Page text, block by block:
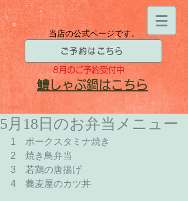
当店の公式ページです。
ご予約はこちら
8月のご予約受付中
​鱧しゃぶ鍋はこちら
5月18日のお弁当メニュー
1　ポークスタミナ焼き
2　焼き鳥弁当
3　若鶏の唐揚げ
4　蕎麦屋のカツ丼